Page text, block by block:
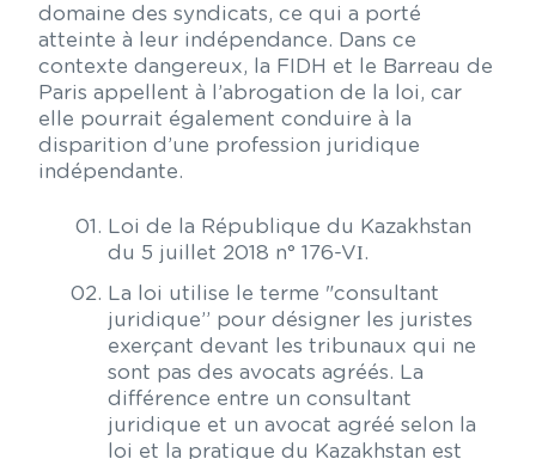
domaine des syndicats, ce qui a porté
atteinte à leur indépendance. Dans ce
contexte dangereux, la FIDH et le Barreau de
Paris appellent à l’abrogation de la loi, car
elle pourrait également conduire à la
disparition d’une profession juridique
indépendante.
Loi de la République du Kazakhstan
du 5 juillet 2018 n° 176-VІ.
La loi utilise le terme "consultant
juridique” pour désigner les juristes
exerçant devant les tribunaux qui ne
sont pas des avocats agréés. La
différence entre un consultant
juridique et un avocat agréé selon la
loi et la pratique du Kazakhstan est